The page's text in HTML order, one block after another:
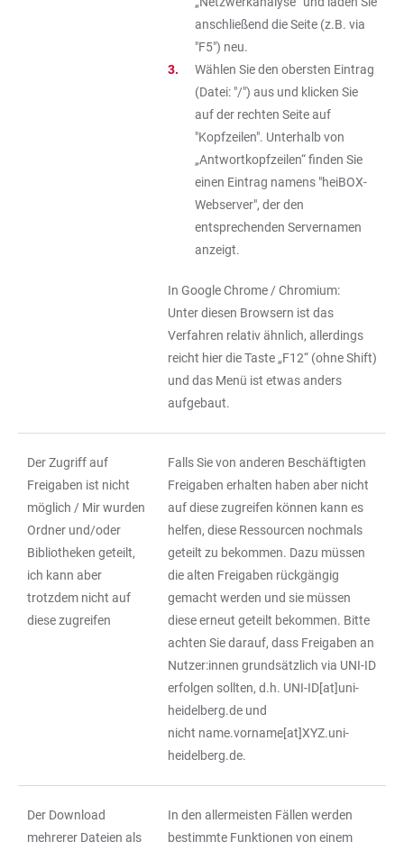
anschließend die Seite (z.B. via
"F5") neu.
Wählen Sie den obersten Eintrag
(Datei: "/") aus und klicken Sie
auf der rechten Seite auf
"Kopfzeilen". Unterhalb von
„Antwortkopfzeilen“ finden Sie
einen Eintrag namens "heiBOX-
Webserver", der den
entsprechenden Servernamen
anzeigt.
In Google Chrome / Chromium:
Unter diesen Browsern ist das
Verfahren relativ ähnlich, allerdings
reicht hier die Taste „F12“ (ohne Shift)
und das Menü ist etwas anders
aufgebaut.
Der Zugriff auf
Freigaben ist nicht
möglich / Mir wurden
Ordner und/oder
Bibliotheken geteilt,
ich kann aber
trotzdem nicht auf
diese zugreifen
Falls Sie von anderen Beschäftigten
Freigaben erhalten haben aber nicht
auf diese zugreifen können kann es
helfen, diese Ressourcen nochmals
geteilt zu bekommen. Dazu müssen
die alten Freigaben rückgängig
gemacht werden und sie müssen
diese erneut geteilt bekommen. Bitte
achten Sie darauf, dass Freigaben an
Nutzer:innen grundsätzlich via UNI-ID
erfolgen sollten, d.h. UNI-ID[at]uni-
heidelberg.de und
nicht name.vorname[at]XYZ.uni-
heidelberg.de.
Der Download
mehrerer Dateien als
In den allermeisten Fällen werden
bestimmte Funktionen von einem